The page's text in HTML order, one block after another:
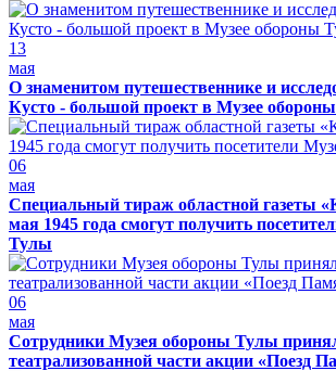
13
мая
О знаменитом путешественнике и
Кусто - большой проект в Музее
06
мая
Специальный тираж областной газеты
мая 1945 года смогут получить
Тулы
06
мая
Сотрудники Музея обороны Тулы
театрализованной части акции «Поезд